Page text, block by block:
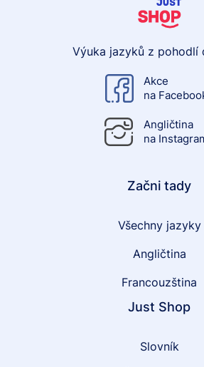
Výuka jazyků z pohodlí
Akce
na
Angličtina
na
Začni tady
Všechny jazyky
Angličtina
Francouzština
Just Shop
Slovník